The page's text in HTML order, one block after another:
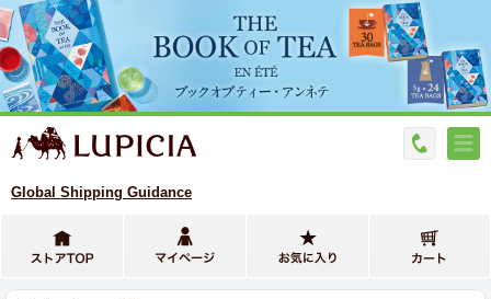
Global Shipping Guidance